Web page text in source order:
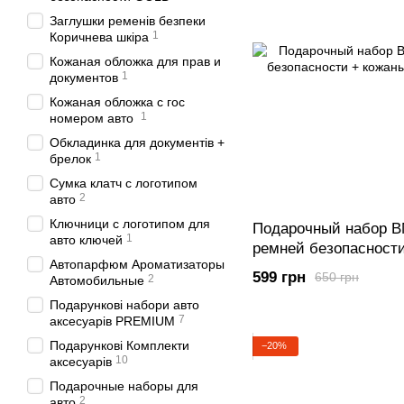
Подарочный набор
ремней
для ключей
650 грн
599 грн
−20%
Заглушки ременів безпеки
Коричнева шкіра 1
Кожаная обложка для прав и
документов 1
Кожаная обложка с гос
номером авто
1
Обкладинка для документів +
брелок 1
Сумка клатч с логотипом
авто 2
Ключници с логотипом для
авто ключей 1
Автопарфюм Ароматизаторы
Автомобильные 2
Подарункові набори авто
аксесуарів PREMIUM 7
Подарункові Комплекти
аксесуарів 10
Подарочные наборы для
2